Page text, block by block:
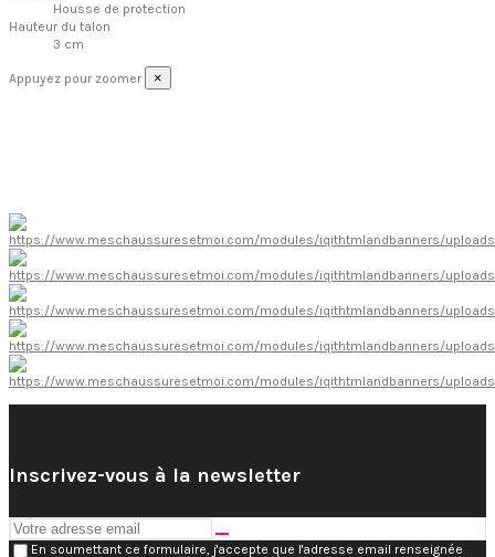
Housse de protection
Hauteur du talon
3 cm
Appuyez pour zoomer ×
Inscrivez-vous à la newsletter
En soumettant ce formulaire, j'accepte que l'adresse email renseignée